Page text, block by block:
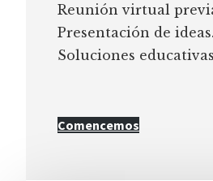
Reunión virtual
Presentación de ideas.
Soluciones
Comencemos